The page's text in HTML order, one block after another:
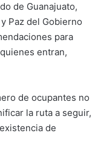
de Guanajuato,
Paz del Gobierno
para
entran,
de ocupantes no
la ruta a seguir,
de